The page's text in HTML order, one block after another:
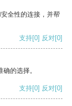
全性的连接，并帮
支持[0] 反对[0]
的选择。
支持[0] 反对[0]